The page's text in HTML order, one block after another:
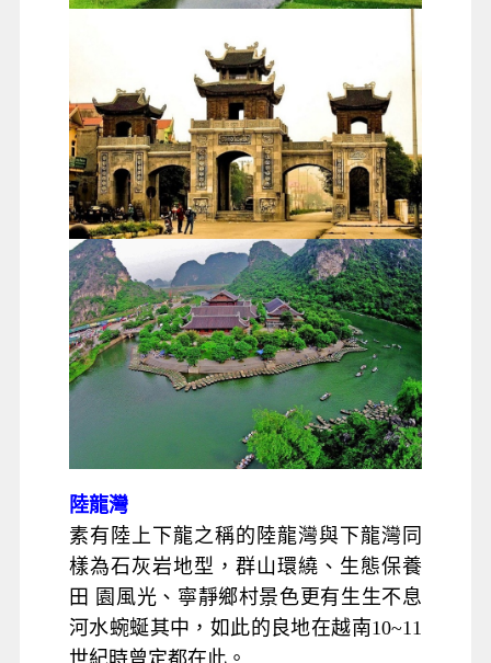
陸龍灣
素有陸上下龍之稱的陸龍灣與下龍灣同
樣為石灰岩地型，群山環繞、生態保養
田 園風光、寧靜鄉村景色更有生生不息
河水蜿蜒其中，如此的良地在越南10~11
世紀時曾定都在此。